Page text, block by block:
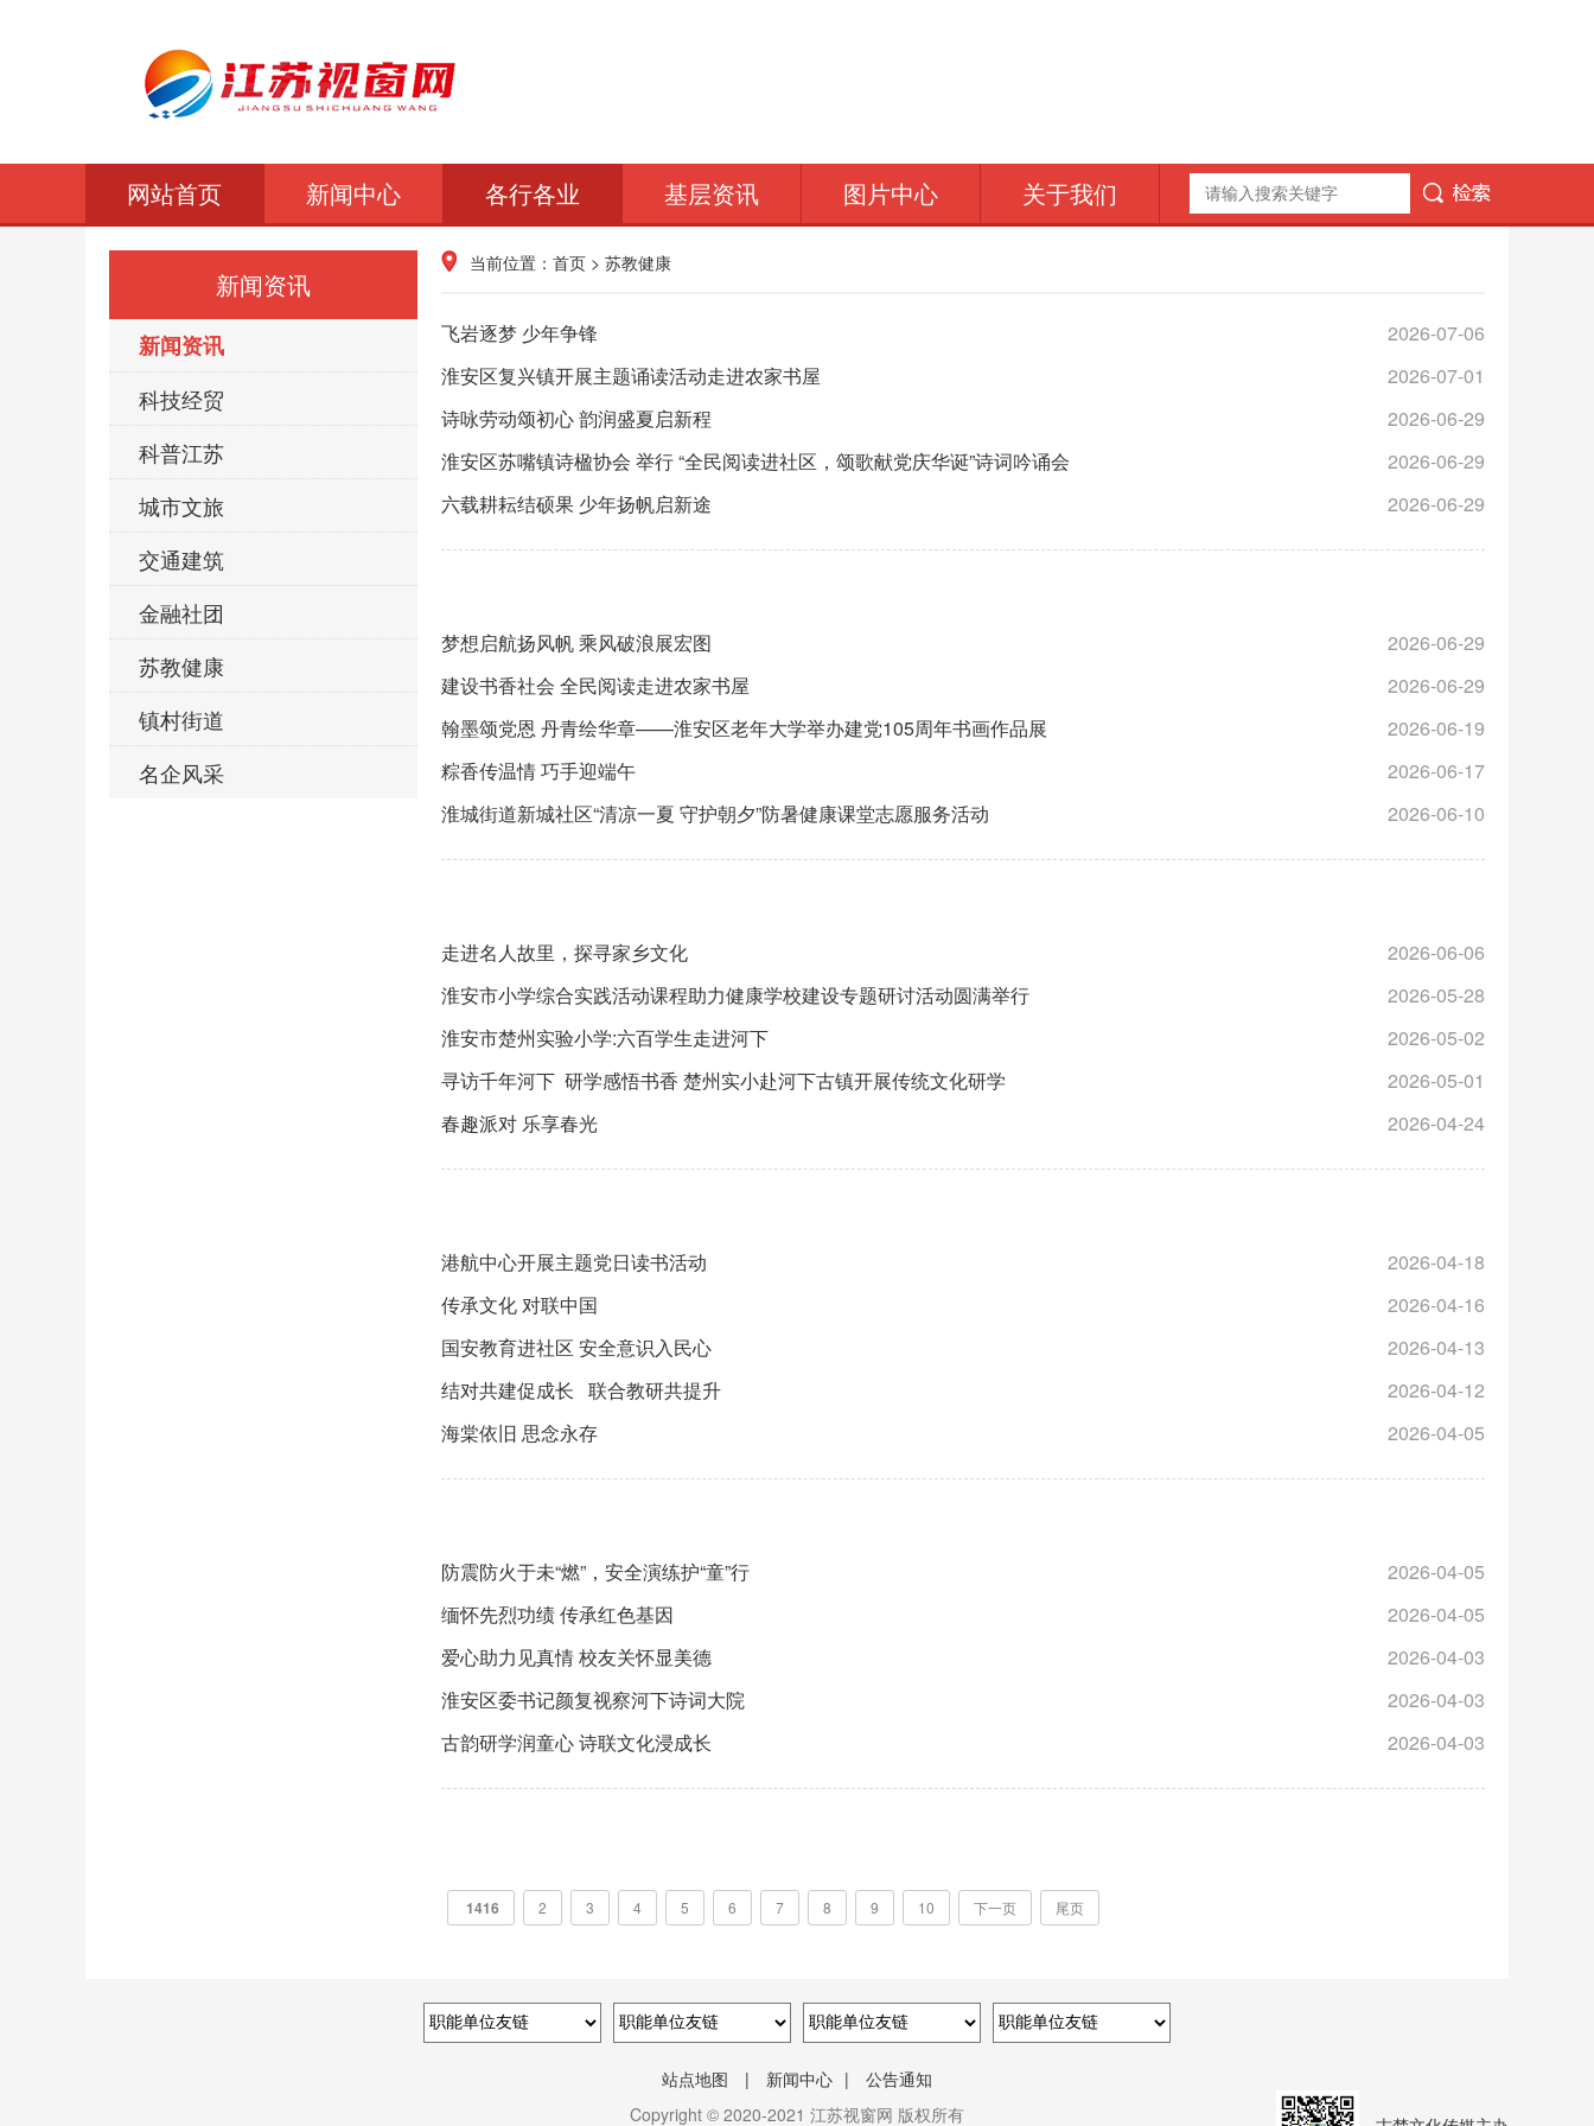
网站首页 新闻中心 各行各业 基层资讯 图片中心 关于我们
新闻资讯
新闻资讯
科技经贸
科普江苏
城市文旅
交通建筑
金融社团
苏教健康
镇村街道
名企风采
当前位置： 首页 > 苏教健康
2026-07-06
飞岩逐梦 少年争锋
2026-07-01
淮安区复兴镇开展主题诵读活动走进农家书屋
2026-06-29
诗咏劳动颂初心 韵润盛夏启新程
2026-06-29
淮安区苏嘴镇诗楹协会 举行 “全民阅读进社区，颂歌献党庆华诞”诗词吟诵会
2026-06-29
六载耕耘结硕果 少年扬帆启新途
2026-06-29
梦想启航扬风帆 乘风破浪展宏图
2026-06-29
建设书香社会 全民阅读走进农家书屋
2026-06-19
翰墨颂党恩 丹青绘华章——淮安区老年大学举办建党105周年书画作品展
2026-06-17
粽香传温情 巧手迎端午
2026-06-10
淮城街道新城社区“清凉一夏 守护朝夕”防暑健康课堂志愿服务活动
2026-06-06
走进名人故里，探寻家乡文化
2026-05-28
淮安市小学综合实践活动课程助力健康学校建设专题研讨活动圆满举行
2026-05-02
淮安市楚州实验小学:六百学生走进河下
2026-05-01
寻访千年河下 研学感悟书香 楚州实小赴河下古镇开展传统文化研学
2026-04-24
春趣派对 乐享春光
2026-04-18
港航中心开展主题党日读书活动
2026-04-16
传承文化 对联中国
2026-04-13
国安教育进社区 安全意识入民心
2026-04-12
结对共建促成长 联合教研共提升
2026-04-05
海棠依旧 思念永存
2026-04-05
防震防火于未“燃”，安全演练护“童”行
2026-04-05
缅怀先烈功绩 传承红色基因
2026-04-03
爱心助力见真情 校友关怀显美德
2026-04-03
淮安区委书记颜复视察河下诗词大院
2026-04-03
古韵研学润童心 诗联文化浸成长
1416 2 3 4 5 6 7 8 9 10 下一页 尾页
站点地图 | 新闻中心 |
公告通知
Copyright © 2020-2021 江苏视窗网 版权所有